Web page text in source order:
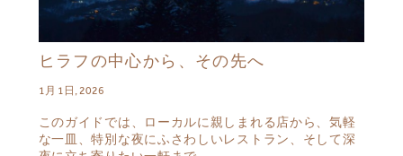
ヒラフの中心から、その先へ
1月 1日, 2026
このガイドでは、ローカルに親しまれる店から、気軽
な一皿、特別な夜にふさわしいレストラン、そして深